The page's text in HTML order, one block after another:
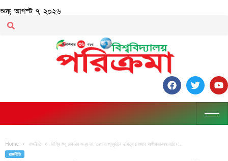
শুক্র, আগস্ট ৭, ২০২৬
Home রাজনীতি ডিগ্রি শুধু চাকরির জন্য নয়, দেশ ও প্রকৃতির দায়িত্ব নেওয়ার অঙ্গীকার-সমাবর্তনে ...
রাজনীতি